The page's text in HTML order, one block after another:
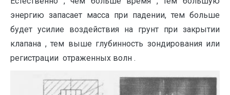
энергию запасает масса при падении, тем больше
будет усилие воздействия на грунт при закрытии
клапана , тем выше глубинность зондирования или
регистрации отраженных волн .